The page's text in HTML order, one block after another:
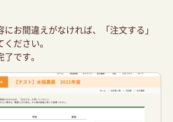
にお間違えがなければ、「注文する」
ださい。
です。